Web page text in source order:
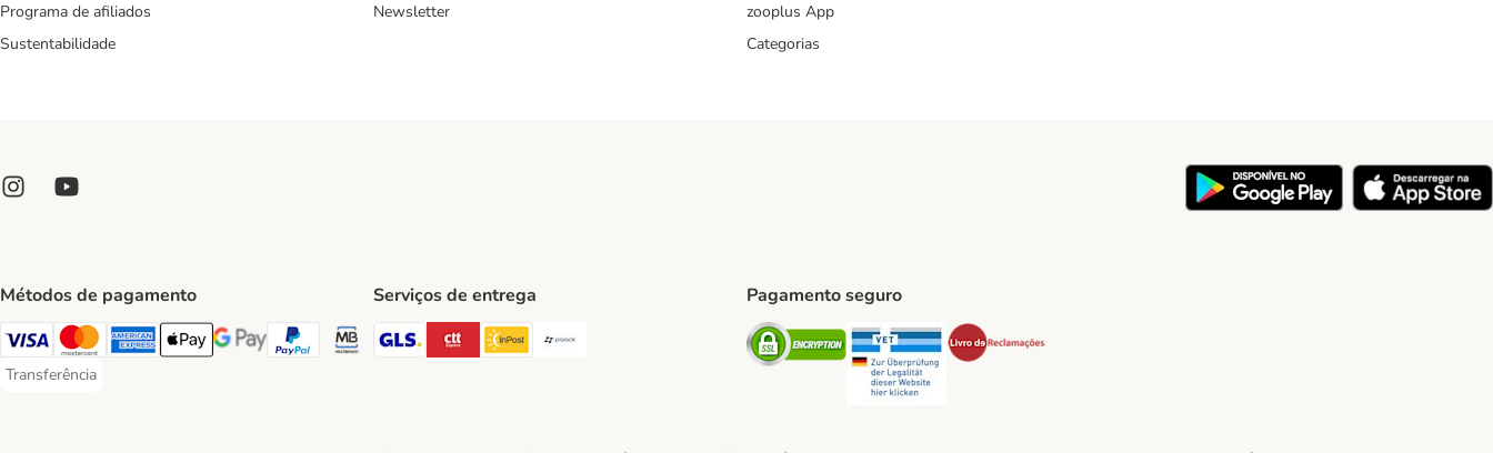
Programa de afiliados
Sustentabilidade
Newsletter
zooplus App
Categorias
Métodos de pagamento
Visa Payment Method
Mastercard Payment Method
American Express Payment Method
Apple Pay Payment Method
Google Pay Payment Method
PayPal Payment Method
Multibanco Payment Method
Transferência
Transferência Payment Method
Serviços de entrega
GLS Shipping Method
CTTExpress Shipping Method
InPost Shipping Method
Paack Shipping Method
Pagamento seguro
Security Security